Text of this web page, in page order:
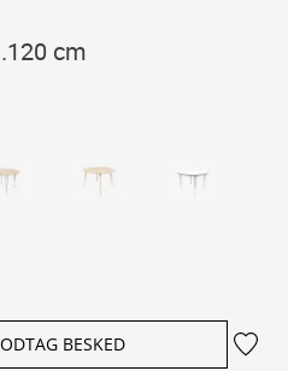
cm
BESKED